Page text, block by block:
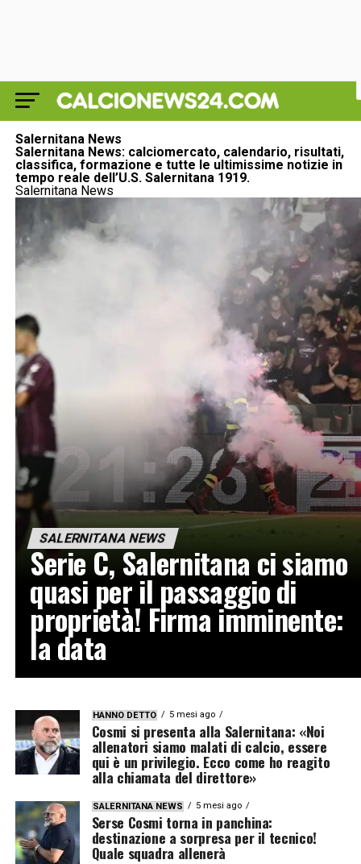
Salernitana News
Salernitana News: calciomercato, calendario, risultati,
classifica, formazione e tutte le ultimissime notizie in
tempo reale dell’U.S. Salernitana 1919.
Salernitana News
SALERNITANA NEWS
Serie C, Salernitana ci siamo
quasi per il passaggio di
proprietà! Firma imminente:
la data
HANNO DETTO 5 mesi ago
Cosmi si presenta alla Salernitana: «Noi
allenatori siamo malati di calcio, essere
qui è un privilegio. Ecco come ho reagito
alla chiamata del direttore»
SALERNITANA NEWS 5 mesi ago
Serse Cosmi torna in panchina:
destinazione a sorpresa per il tecnico!
Quale squadra allenerà